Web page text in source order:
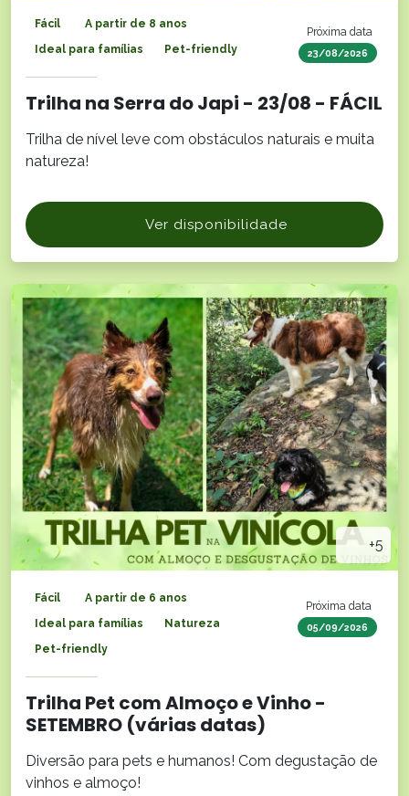
Próxima data
23/08/2026
Fácil
A partir de 8 anos
Ideal para famílias
Pet-friendly
Trilha na Serra do Japi - 23/08 - FÁCIL
Trilha de nível leve com obstáculos naturais e muita
natureza!
Ver disponibilidade
+5
Próxima data
05/09/2026
Fácil
A partir de 6 anos
Ideal para famílias
Natureza
Pet-friendly
Trilha Pet com Almoço e Vinho -
SETEMBRO (várias datas)
Diversão para pets e humanos! Com degustação de
vinhos e almoço!